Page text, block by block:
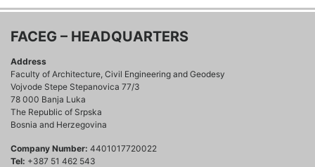
FACEG – HEADQUARTERS
Address
Faculty of Architecture, Civil Engineering and Geodesy
Vojvode Stepe Stepanovica 77/3
78 000 Banja Luka
The Republic of Srpska
Bosnia and Herzegovina
Company Number: 4401017720022
Tel: +387 51 462 543